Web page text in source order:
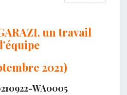
un travail
2021)
WA0005